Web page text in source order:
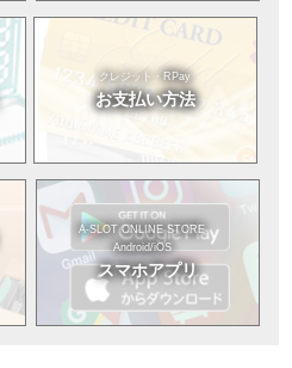
クレジット・RPay
お支払い方法
A-SLOT ONLINE STORE
Android/iOS
スマホアプリ